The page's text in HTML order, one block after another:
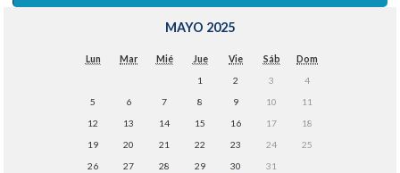
MAYO 2025
Lun Mar Mié Jue Vie Sáb
Dom
1
2 3
4
5
6 7 8 9 10
11
12
13 14 15 16 17
18
19
20 21 22 23 24
25
26
27 28 29 30 31